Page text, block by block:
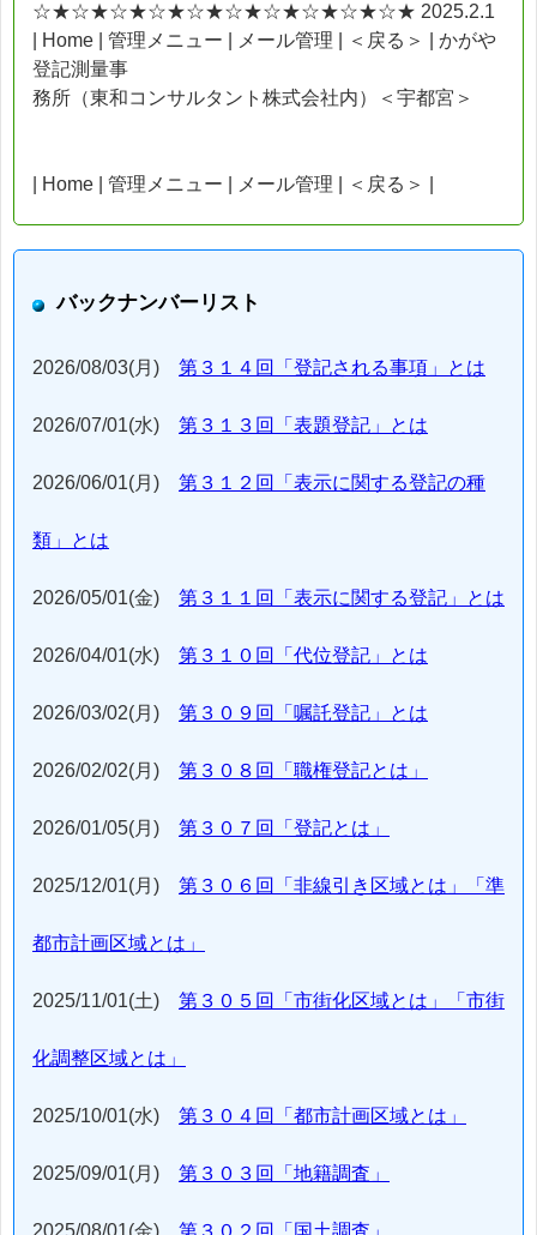
☆★☆★☆★☆★☆★☆★☆★☆★☆★☆★ 2025.2.1
| Home | 管理メニュー | メール管理 | ＜戻る＞ | かがや
登記測量事
務所（東和コンサルタント株式会社内）＜宇都宮＞
| Home | 管理メニュー | メール管理 | ＜戻る＞ |
バックナンバーリスト
2026/08/03(月) 第３１４回「登記される事項」とは
2026/07/01(水) 第３１３回「表題登記」とは
2026/06/01(月) 第３１２回「表示に関する登記の種
類」とは
2026/05/01(金) 第３１１回「表示に関する登記」とは
2026/04/01(水) 第３１０回「代位登記」とは
2026/03/02(月) 第３０９回「嘱託登記」とは
2026/02/02(月) 第３０８回「職権登記とは」
2026/01/05(月) 第３０７回「登記とは」
2025/12/01(月) 第３０６回「非線引き区域とは」「準
都市計画区域とは」
2025/11/01(土) 第３０５回「市街化区域とは」「市街
化調整区域とは」
2025/10/01(水) 第３０４回「都市計画区域とは」
2025/09/01(月) 第３０３回「地籍調査」